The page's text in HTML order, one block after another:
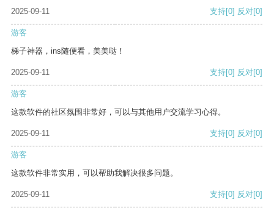
2025-09-11 支持[0] 反对[0]
游客
梯子神器，ins随便看，美美哒！
2025-09-11 支持[0] 反对[0]
游客
这款软件的社区氛围非常好，可以与其他用户交流学习心得。
2025-09-11 支持[0] 反对[0]
游客
这款软件非常实用，可以帮助我解决很多问题。
2025-09-11 支持[0] 反对[0]